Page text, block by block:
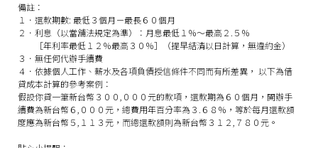
備註：
１．還款期數: 最低３個月－最長６０個月
２．利息（以當舖法規定為準）：月息最低１％～最高２.５％
［年利率最低１２％最高３０％］（提早結清以日計算，無違約金）
３．無任何代辦手續費
４．依據個人工作、薪水及各項負債授信條件不同而有所差異， 以下為借
貸成本計算的參考案例：
假設你貸一筆新台幣３００,０００元的款項，還款期為６０個月，開辦手
續費為新台幣６,０００元，總費用年百分率為３.６８％，等於每月還款額
度應為新台幣５,１１３元，而總還款額則為新台幣３１２,７８０元。